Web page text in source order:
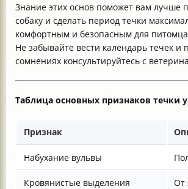
Знание этих основ поможет вам лучше
собаку и сделать период течки
комфортным и безопасным для
Не забывайте вести календарь течек
сомнениях консультируйтесь с
Таблица основных признаков течки
Признак
Набухание вульвы
Кровянистые выделения От